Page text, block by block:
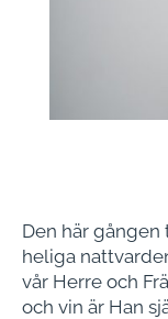
Den här gången
heliga
vår Herre och
och vin är Han